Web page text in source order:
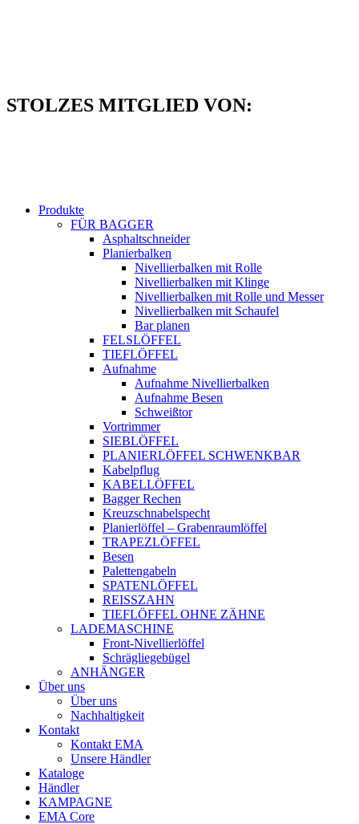
STOLZES MITGLIED VON:
Produkte
FÜR BAGGER
Asphaltschneider
Planierbalken
Nivellierbalken mit Rolle
Nivellierbalken mit Klinge
Nivellierbalken mit Rolle und Messer
Nivellierbalken mit Schaufel
Bar planen
FELSLÖFFEL
TIEFLÖFFEL
Aufnahme
Aufnahme Nivellierbalken
Aufnahme Besen
Schweißtor
Vortrimmer
SIEBLÖFFEL
PLANIERLÖFFEL SCHWENKBAR
Kabelpflug
KABELLÖFFEL
Bagger Rechen
Kreuzschnabelspecht
Planierlöffel – Grabenraumlöffel
TRAPEZLÖFFEL
Besen
Palettengabeln
SPATENLÖFFEL
REISSZAHN
TIEFLÖFFEL OHNE ZÄHNE
LADEMASCHINE
Front-Nivellierlöffel
Schrägliegebügel
ANHÄNGER
Über uns
Über uns
Nachhaltigkeit
Kontakt
Kontakt EMA
Unsere Händler
Kataloge
Händler
KAMPAGNE
EMA Core